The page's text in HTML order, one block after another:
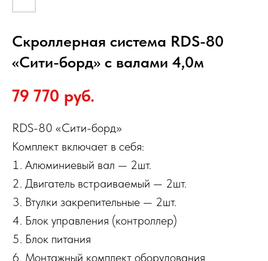
Скроллерная система RDS-80
«Сити-борд» с валами 4,0м
79 770 руб.
RDS-80 «Сити-борд»
Комплект включает в себя:
Алюминиевый вал — 2шт.
Двигатель встраиваемый — 2шт.
Втулки закрепительные — 2шт.
Блок управления (контроллер)
Блок питания
Монтажный комплект оборудования